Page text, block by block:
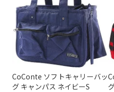
CoConte ソフトキャリーバッ
グ キャンパス ネイビーS